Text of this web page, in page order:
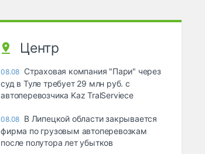
Центр
08.08 Страховая компания "Пари" через
суд в Туле требует 29 млн руб. с
автоперевозчика Kaz TralServiece
08.08 В Липецкой области закрывается
фирма по грузовым автоперевозкам
после полутора лет убытков